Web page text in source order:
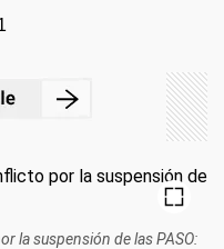
la suspensión de las PASO: